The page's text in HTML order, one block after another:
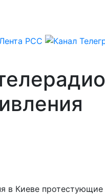
в Киеве